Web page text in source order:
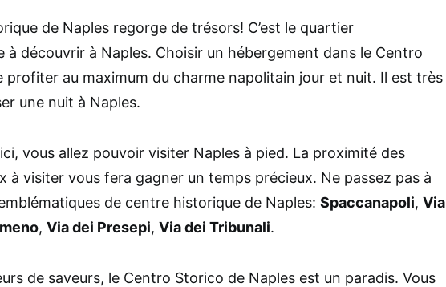
de Naples regorge de trésors! C’est le quartier
à découvrir à Naples. Choisir un hébergement dans le Centro
profiter au maximum du charme napolitain jour et nuit. Il est très
une nuit à Naples.
vous allez pouvoir visiter Naples à pied. La proximité des
à visiter vous fera gagner un temps précieux. Ne passez pas à
de centre historique de Naples: Spaccanapoli, Via
, Via dei Presepi, Via dei Tribunali.
de saveurs, le Centro Storico de Naples est un paradis. Vous